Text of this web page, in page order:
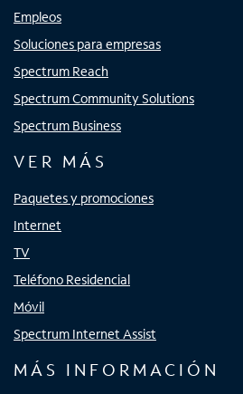
Empleos
Soluciones para empresas
Spectrum Reach
Spectrum Community Solutions
Spectrum Business
VER MÁS
Paquetes y promociones
Internet
TV
Teléfono Residencial
Móvil
Spectrum Internet Assist
MÁS INFORMACIÓN